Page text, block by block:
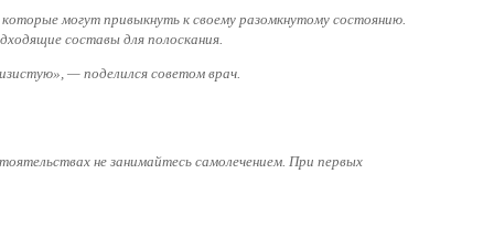
могут привыкнуть к своему разомкнутому состоянию.
составы для полоскания.
— поделился советом врач.
не занимайтесь самолечением. При первых